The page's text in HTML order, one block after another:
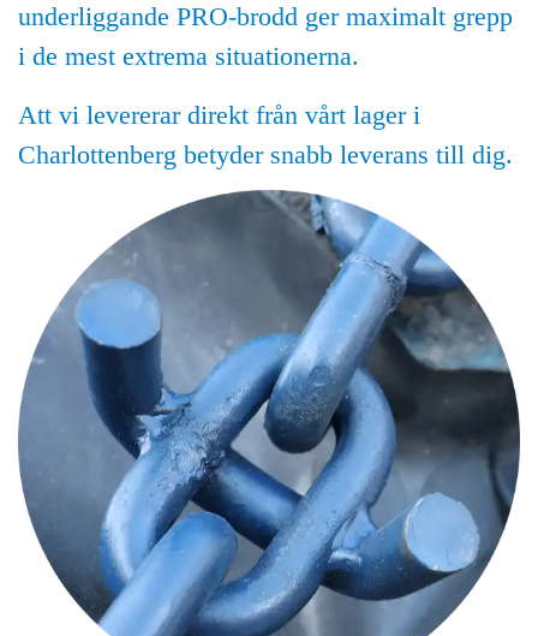
underliggande PRO-brodd ger maximalt grepp
i de mest extrema situationerna.
Att vi levererar direkt från vårt lager i
Charlottenberg betyder snabb leverans till dig.